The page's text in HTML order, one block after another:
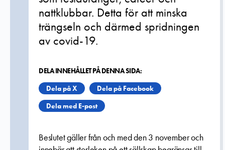
nattklubbar. Detta för att minska
trängseln och därmed spridningen
av covid-19.
DELA INNEHÅLLET PÅ DENNA SIDA:
Dela på X
Dela på Facebook
Dela med E-post
Beslutet gäller från och med den 3 november och